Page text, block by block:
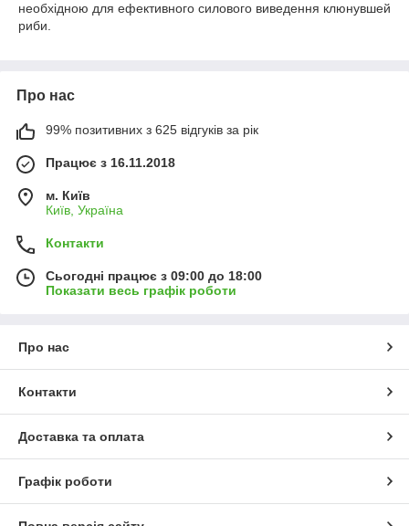
необхідною для ефективного силового виведення клюнувшей
риби.
Про нас
99% позитивних з 625 відгуків за рік
Працює з 16.11.2018
м. Київ
Київ, Україна
Контакти
Сьогодні працює з 09:00 до 18:00
Показати весь графік роботи
Про нас
Контакти
Доставка та оплата
Графік роботи